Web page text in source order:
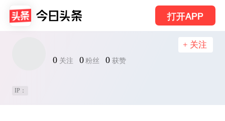
打开APP
0 关注 0 粉丝 0 获赞
+ 关注
IP：